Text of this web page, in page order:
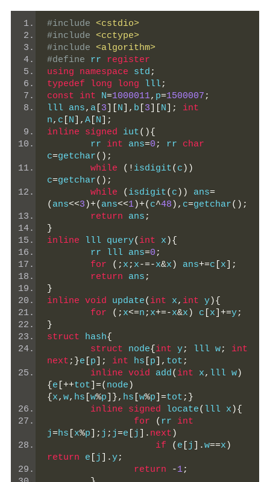
#include <cstdio>
#include <cctype>
#include <algorithm>
#define rr register
using
namespace std ;
typedef
long long lll;
const
int N=1000011, p=1500007 ;
lll ans, a 3 N ], b 3 N ];
int
n, c N ], A N ];
inline
signed iut(){
	rr
int ans=0 ; rr char
c=getchar();
while
(! isdigit( c ))
c=getchar();
while
( isdigit( c )) ans=
( ans<<3 )+( ans<<1)+( c^48 ), c=getchar();
return ans ;
}
inline lll query( int x ){
	rr lll ans
=0 ;
for
(; x ; x-=-x&x ) ans+=c x ];
return ans ;
}
inline void update( int x, int y){
for
(; x<=n ; x+=-x&x ) c x ]+=y;
}
struct hash{
struct node{ int y; lll w;
int
next ;}e p ]; int hs p ], tot ;
inline void add( int x, lll w)
{ e [++tot ]=( node )
{ x, w, hs w%p ]}, hs w%p ]=tot ;}
inline
signed locate( lll x ){
for
( rr int
j=hs x%p ]; j ; j=e j ]. next )
if
( e j ].w==x )
return e j ].y;
return
-1;